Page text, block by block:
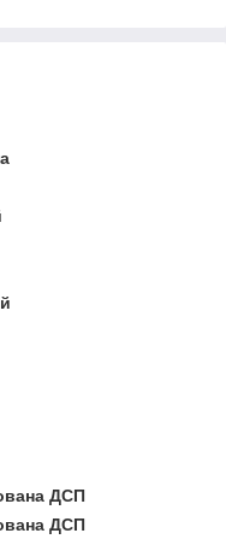
ДСП
ДСП